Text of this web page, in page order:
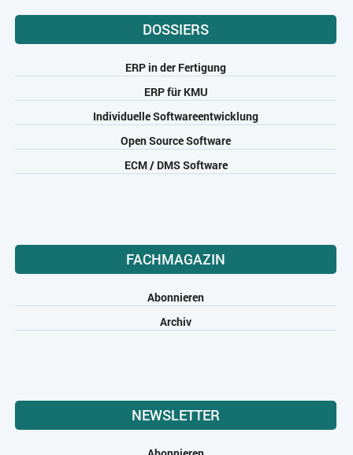
DOSSIERS
ERP in der Fertigung
ERP für KMU
Individuelle Softwareentwicklung
Open Source Software
ECM / DMS Software
FACHMAGAZIN
Abonnieren
Archiv
NEWSLETTER